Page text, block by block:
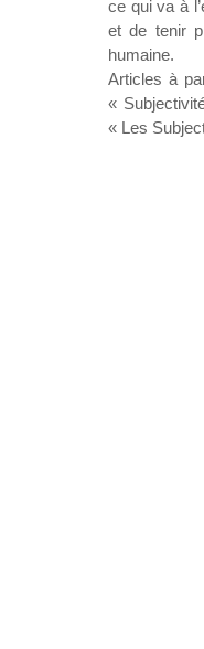
ce qui va à
et de tenir
humaine.
Articles à
«
« Les